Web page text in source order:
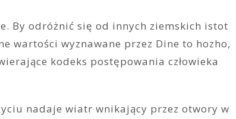
By odróżnić się od innych ziemskich istot
wartości wyznawane przez Dine to hozho,
kodeks postępowania człowieka
nadaje wiatr wnikający przez otwory w